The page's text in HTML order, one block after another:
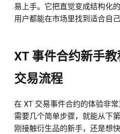
易上手。它把直觉变成结构化
用户都能在市场里找到适合自
XT 事件合约新手
交易流程
在 XT 交易事件合约的体验非
需要几个简单步骤，就能从下
刚接触衍生品的新手，还是想